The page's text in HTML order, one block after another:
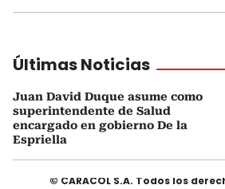
Últimas Noticias
Juan David Duque asume como
superintendente de Salud
encargado en gobierno De la
Espriella
© CARACOL S.A. Todos los